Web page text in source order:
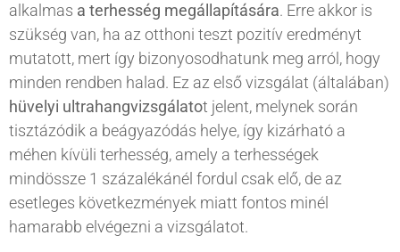
alkalmas a terhesség megállapítására. Erre akkor is
szükség van, ha az otthoni teszt pozitív eredményt
mutatott, mert így bizonyosodhatunk meg arról, hogy
minden rendben halad. Ez az első vizsgálat (általában)
hüvelyi ultrahangvizsgálatot jelent, melynek során
tisztázódik a beágyazódás helye, így kizárható a
méhen kívüli terhesség, amely a terhességek
mindössze 1 százalékánél fordul csak elő, de az
esetleges következmények miatt fontos minél
hamarabb elvégezni a vizsgálatot.